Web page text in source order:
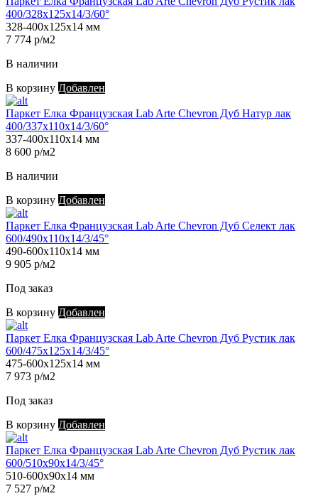
400/328х125х14/3/60°
328-400х125х14 мм
7 774 р/м2
В наличии
В корзину Добавлен
Паркет Елка Французская Lab Arte Chevron Дуб Натур лак
400/337х110х14/3/60°
337-400х110х14 мм
8 600 р/м2
В наличии
В корзину Добавлен
Паркет Елка Французская Lab Arte Chevron Дуб Селект лак
600/490х110х14/3/45°
490-600х110х14 мм
9 905 р/м2
Под заказ
В корзину Добавлен
Паркет Елка Французская Lab Arte Chevron Дуб Рустик лак
600/475х125х14/3/45°
475-600х125х14 мм
7 973 р/м2
Под заказ
В корзину Добавлен
Паркет Елка Французская Lab Arte Chevron Дуб Рустик лак
600/510х90х14/3/45°
510-600х90х14 мм
7 527 р/м2